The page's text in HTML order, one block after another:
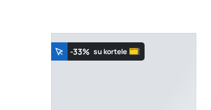
-33% su kortele